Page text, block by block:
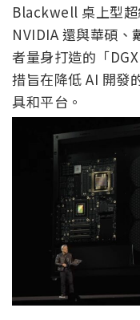
Blackwell 桌上型
NVIDIA 還與華碩、
者量身打造的「
措旨在降低 AI 開發
具和平台。